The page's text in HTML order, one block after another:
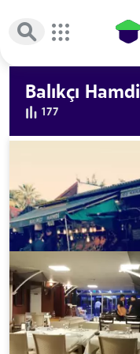
Balıkçı Hamdi
177